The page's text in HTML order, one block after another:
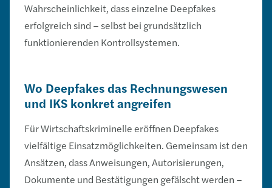
Wahrscheinlichkeit, dass einzelne Deepfakes
erfolgreich sind – selbst bei grundsätzlich
funktionierenden Kontrollsystemen.
Wo Deepfakes das Rechnungswesen
und IKS konkret angreifen
Für Wirtschaftskriminelle eröffnen Deepfakes
vielfältige Einsatzmöglichkeiten. Gemeinsam ist den
Ansätzen, dass Anweisungen, Autorisierungen,
Dokumente und Bestätigungen gefälscht werden –